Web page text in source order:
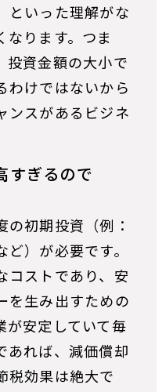
といった理解がな
なります。つま
投資金額の大小で
わけではないから
ンスがあるビジネ
すぎるので
の初期投資（例：
）が必要です。
コストであり、安
を生み出すための
が安定していて毎
あれば、減価償却
税効果は絶大で